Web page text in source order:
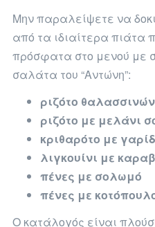
Μην παραλείψετε να
από τα ιδιαίτερα πιάτα
πρόσφατα στο μενού με
σαλάτα του “Αντώνη”:
ριζότο
ριζότο με μελάνι
κριθαρότο με
λιγκουίνι με
πένες με σολωμό
πένες με
Ο κατάλογός είναι